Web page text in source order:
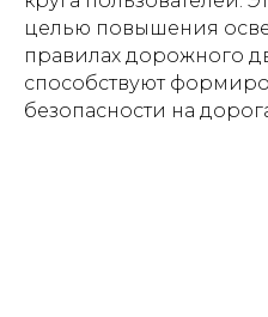
целью повышения
правилах дорожного
способствуют
безопасности на